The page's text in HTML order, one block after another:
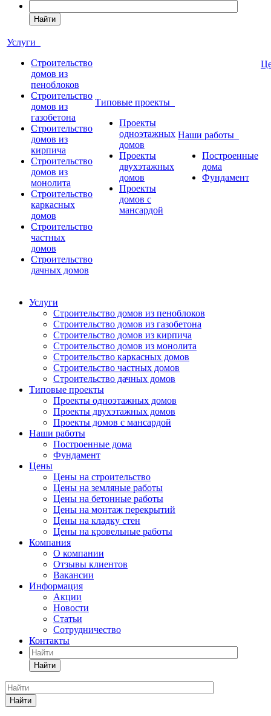
Найти
Услуги
Строительство
домов из
пеноблоков
Строительство
домов из
газобетона
Строительство
домов из
кирпича
Строительство
домов из
монолита
Строительство
каркасных
домов
Строительство
частных
домов
Строительство
дачных домов
Типовые проекты
Проекты
одноэтажных
домов
Проекты
двухэтажных
домов
Проекты
домов с
мансардой
Наши работы
Построенные
дома
Фундамент
Услуги
Строительство домов из пеноблоков
Строительство домов из газобетона
Строительство домов из кирпича
Строительство домов из монолита
Строительство каркасных домов
Строительство частных домов
Строительство дачных домов
Типовые проекты
Проекты одноэтажных домов
Проекты двухэтажных домов
Проекты домов с мансардой
Наши работы
Построенные дома
Фундамент
Цены
Цены на строительство
Цены на земляные работы
Цены на бетонные работы
Цены на монтаж перекрытий
Цены на кладку стен
Цены на кровельные работы
Компания
О компании
Отзывы клиентов
Вакансии
Информация
Акции
Новости
Статьи
Сотрудничество
Контакты
Найти
Найти